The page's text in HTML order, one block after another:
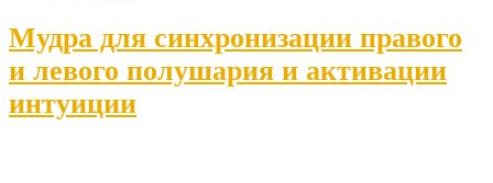
Мудра для синхронизации правого
и левого полушария и активации
интуиции